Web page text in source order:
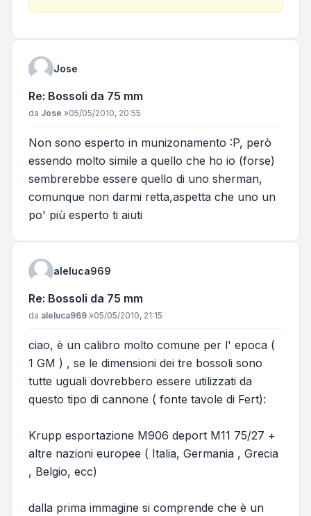
Jose
Re: Bossoli da 75 mm
Messaggio
da Jose »05/05/2010, 20:55
Non sono esperto in munizonamento :P, però
essendo molto simile a quello che ho io (forse)
sembrerebbe essere quello di uno sherman,
comunque non darmi retta,aspetta che uno un
po' più esperto ti aiuti
aleluca969
Re: Bossoli da 75 mm
Messaggio
da aleluca969 »05/05/2010, 21:15
ciao, è un calibro molto comune per l' epoca (
1 GM ) , se le dimensioni dei tre bossoli sono
tutte uguali dovrebbero essere utilizzati da
questo tipo di cannone ( fonte tavole di Fert):
Krupp esportazione M906 deport M11 75/27 +
altre nazioni europee ( Italia, Germania , Grecia
, Belgio, ecc)
dalla prima immagine si comprende che è un